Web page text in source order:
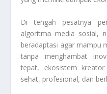
Di tengah pesatnya
algoritma media sosial,
beradaptasi agar mampu
tanpa menghambat
tepat, ekosistem
sehat, profesional, dan